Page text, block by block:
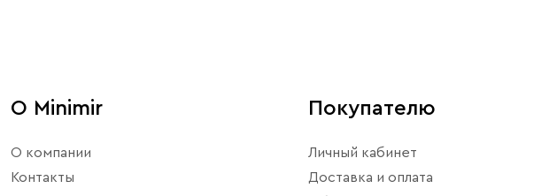
О Minimir
О компании
Контакты
Покупателю
Личный кабинет
Доставка и оплата